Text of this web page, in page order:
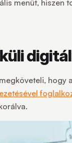
menüt,